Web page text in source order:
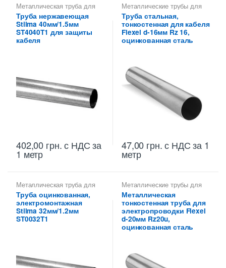
Металлическая труба для
кабеля Металлические
трубы для прокладки кабеля
40 мм, Труба тонкостенная
для электропроводки
Труба нержавеющая
Stilma 40мм/1.5мм
ST4040T1 для защиты
кабеля
402,00 грн.с НДС за
1 метр
Металлические трубы для
электропроводки 16 мм ,
Труба тонкостенная для
электропроводки
Труба стальная,
тонкостенная для кабеля
Flexel d-16мм Rz 16,
оцинкованная сталь
47,00 грн.с НДС за 1
метр
Металлическая труба для
кабеля
металлическая 32 мм для
электропроводки,Труба
тонкостенная для
электропроводки
Труба оцинкованная,
электромонтажная
Stilma 32мм/1.2мм
ST0032T1
Металлические трубы для
электропроводки 20 мм ,
Труба тонкостенная для
электропроводки
Металлическая
тонкостенная труба для
электропроводки Flexel
d-20мм Rz20u,
оцинкованная сталь